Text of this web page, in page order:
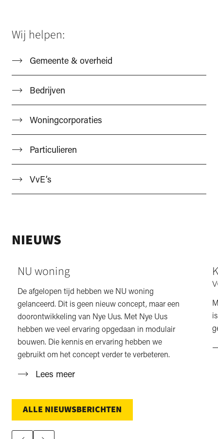
Wij helpen:
Gemeente & overheid
Bedrijven
Woningcorporaties
Particulieren
VvE’s
NIEUWS
NU woning
De afgelopen tijd hebben we NU woning
gelanceerd. Dit is geen nieuw concept, maar een
doorontwikkeling van Nye Uus. Met Nye Uus
hebben we veel ervaring opgedaan in modulair
bouwen. Die kennis en ervaring hebben we
gebruikt om het concept verder te verbeteren.
Lees meer
ALLE NIEUWSBERICHTEN